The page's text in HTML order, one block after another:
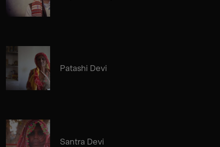
Patashi Devi
Santra Devi